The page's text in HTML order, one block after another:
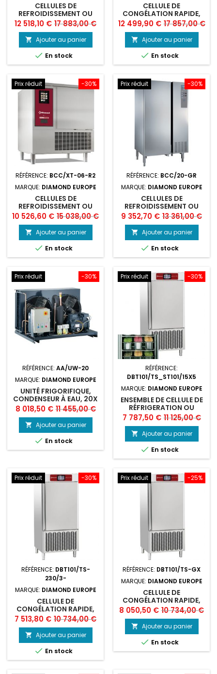
CELLULES DE
REFROIDISSEMENT OU
CONGÉLATION RAPIDE
20X GN1/1 100/85 KG
SANS GROUPE
Prix
12 518,10 € Prix
de
base
17 883,00 €
 Ajouter au panier
 En stock
CELLULE DE
CONGÉLATION RAPIDE,
TOUCH SCREEN 10X GN
2/1 (OU) 600X800 - 20X
600X400 (75-50 KG)
Prix
12 499,90 € Prix
de
base
17 857,00 €
 Ajouter au panier
 En stock
-30%
Prix réduit
RÉFÉRENCE: BCC/XT-06-R2
MARQUE: DIAMOND EUROPE
CELLULES DE
REFROIDISSEMENT OU
CONGÉLATION RAPIDE 6X
GN1/1 30/25 KG
Prix
10 526,60 € Prix
de
base
15 038,00 €
 Ajouter au panier
 En stock
-30%
Prix réduit
RÉFÉRENCE: BCC/20-GR
MARQUE: DIAMOND EUROPE
CELLULES DE
REFROIDISSEMENT OU
CONGÉLATION RAPIDE
20X GN1/1 100/85 KG
SANS GROUPE
Prix
9 352,70 € Prix
de
base
13 361,00 €
 Ajouter au panier
 En stock
-30%
Prix réduit
RÉFÉRENCE: AA/UW-20
MARQUE: DIAMOND EUROPE
UNITÉ FRIGORIFIQUE,
CONDENSEUR À EAU, 20X
GN 1/1
Prix
8 018,50 € Prix
de
base
11 455,00 €
 Ajouter au panier
 En stock
-30%
Prix réduit
RÉFÉRENCE:
DBT101/TS_ST101/15X5
MARQUE: DIAMOND EUROPE
ENSEMBLE DE CELLULE DE
RÉFRIGERATION OU
CONGÉLATION RAPIDE.
Prix
7 787,50 € Prix
de
base
11 125,00 €
 Ajouter au panier
 En stock
-30%
Prix réduit
RÉFÉRENCE: DBT101/TS-
230/3-
MARQUE: DIAMOND EUROPE
CELLULE DE
CONGÉLATION RAPIDE,
TOUCH SCREEN 10X GN 1/1
(OU) 600X400 (40-25
KG)
Prix
7 513,80 € Prix
de
base
10 734,00 €
 Ajouter au panier
 En stock
-25%
Prix réduit
RÉFÉRENCE: DBT101/TS-GX
MARQUE: DIAMOND EUROPE
CELLULE DE
CONGÉLATION RAPIDE,
TOUCH SCREEN 10X GN 1/1
(OU) 600X400 (40-25
KG)
Prix
8 050,50 € Prix
de
base
10 734,00 €
 Ajouter au panier
 En stock